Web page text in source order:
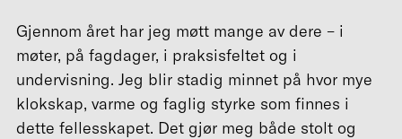
Gjennom året har jeg møtt mange av dere – i
møter, på fagdager, i praksisfeltet og i
undervisning. Jeg blir stadig minnet på hvor mye
klokskap, varme og faglig styrke som finnes i
dette fellesskapet. Det gjør meg både stolt og